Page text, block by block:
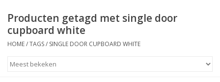
LIFESTYLE
Producten getagd met single door
cupboard white
HOME/TAGS/ SINGLE DOOR CUPBOARD WHITE